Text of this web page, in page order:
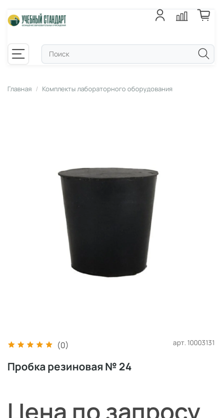
Главная Комплекты лабораторного оборудования
(0) арт. 10003131
Пробка резиновая № 24
Цена по запросу